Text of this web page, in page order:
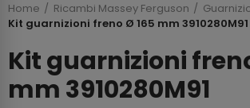
Home Ricambi Massey Ferguson
Kit guarnizioni freno Ø 165 mm 3910280M91
Kit guarnizioni
mm 3910280M91